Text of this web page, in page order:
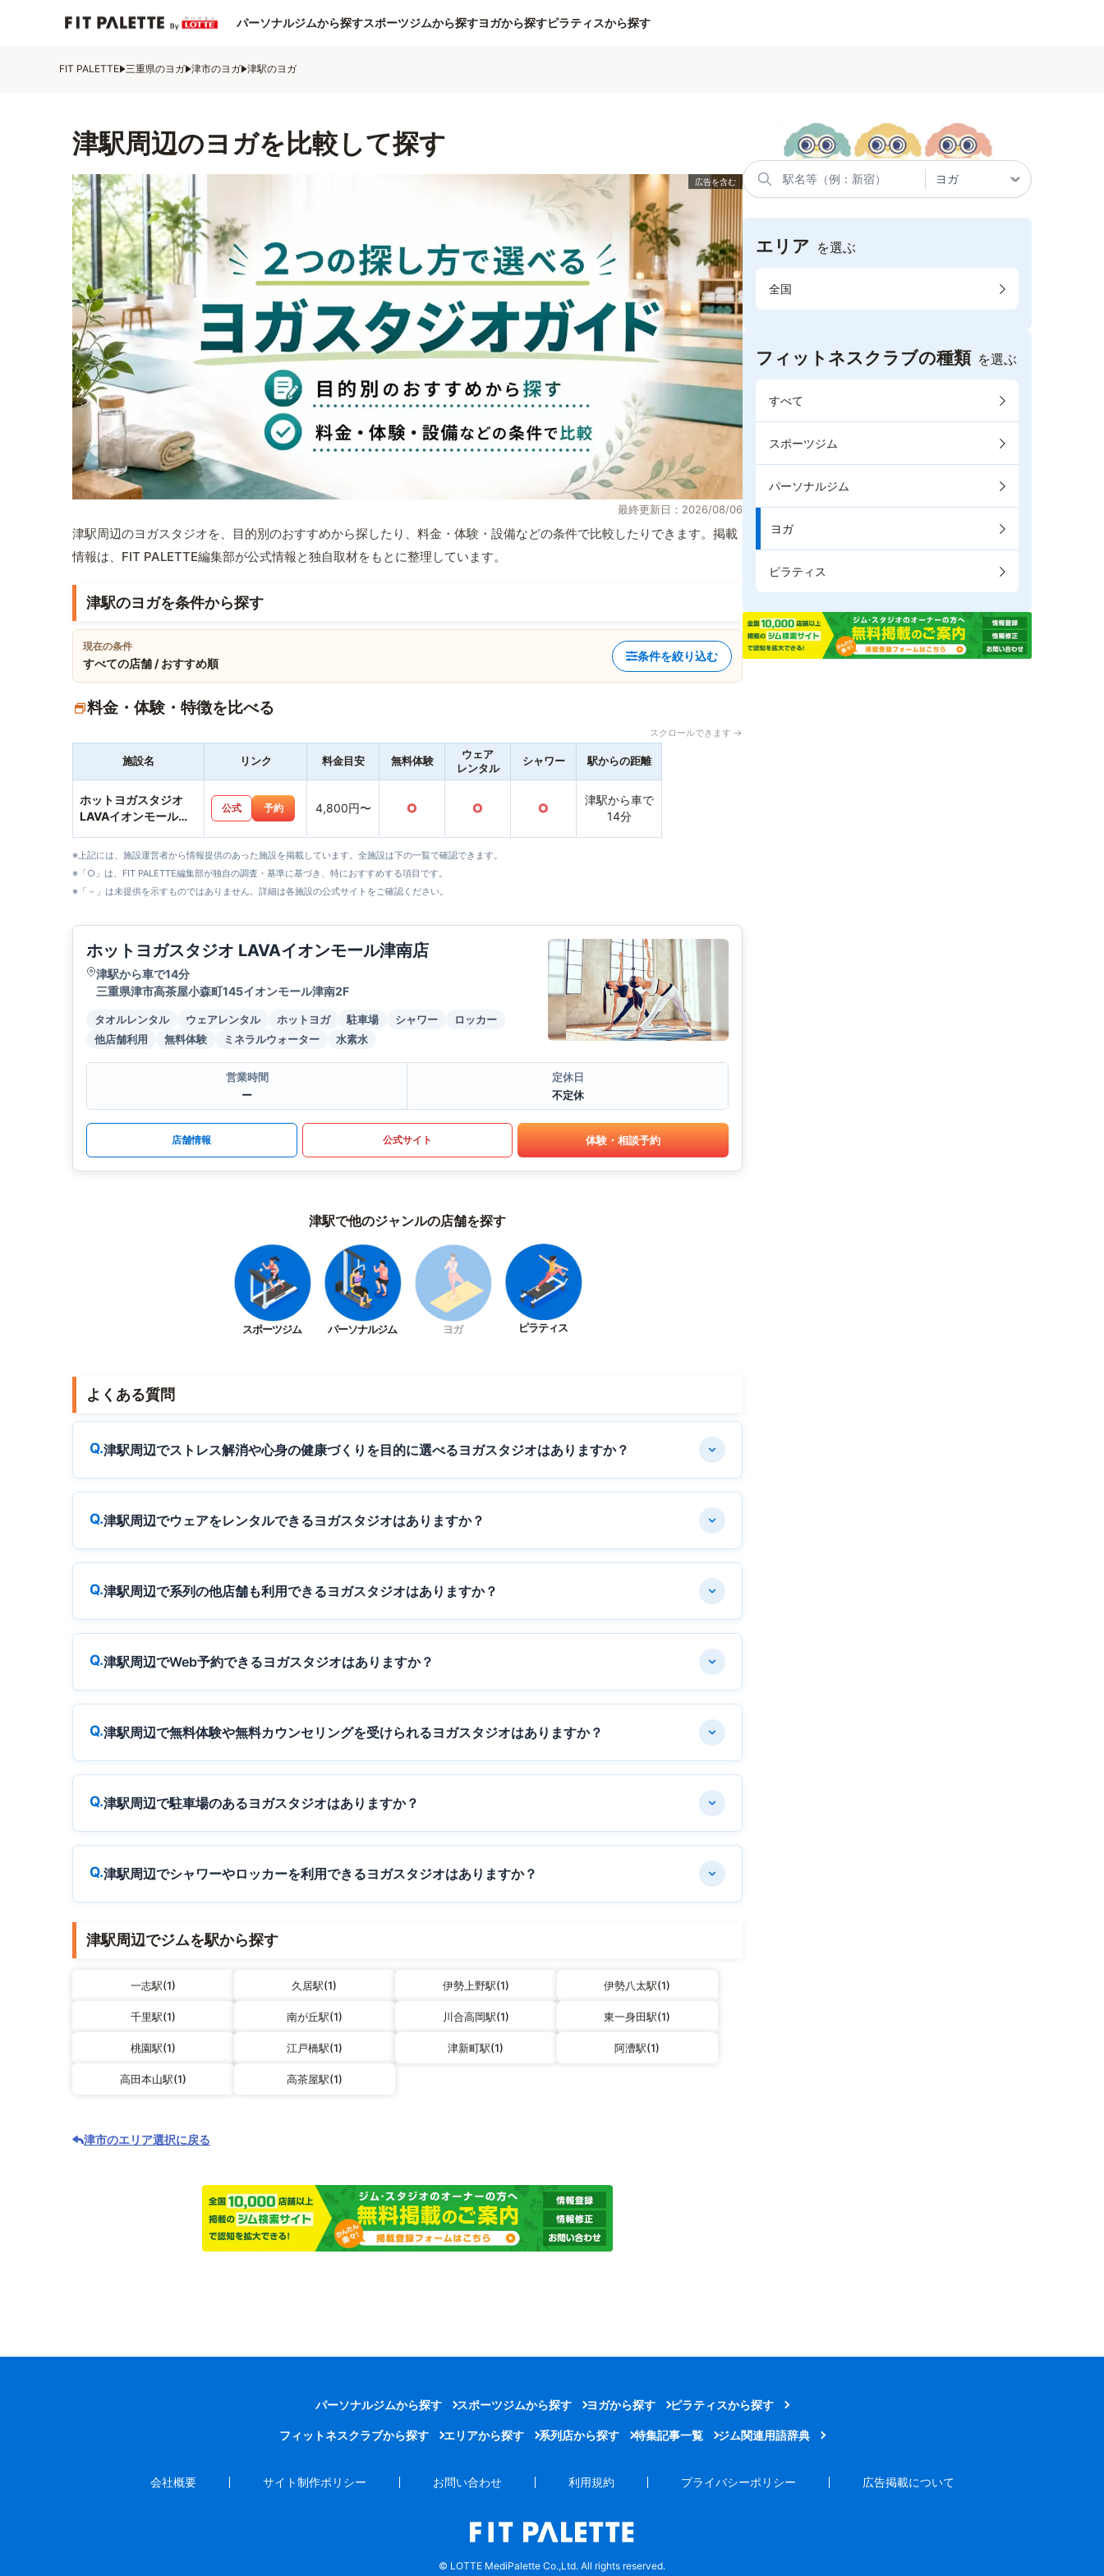
パーソナルジムから探すスポーツジムから探すヨガから探すピラティスから探す
FIT PALETTE 三重県のヨガ 津市のヨガ 津駅のヨガ
津駅周辺のヨガを比較して探す
最終更新日：2026/08/06
津駅周辺のヨガスタジオを、目的別のおすすめから探したり、料金・体験・設備などの条件で比較したりできます。掲載
情報は、FIT PALETTE編集部が公式情報と独自取材をもとに整理しています。
津駅のヨガを条件から探す
現在の条件
すべての店舗 / おすすめ順
条件を絞り込む
料金・体験・特徴を比べる
スクロールできます →
施設名 リンク 料金目安 無料体験
ウェア
レンタル
シャワー 駅からの距離
ホットヨガスタジオ
LAVAイオンモール津
公式 予約 4,800円〜 ○ ○ ○
津駅から車で
14分
※上記には、施設運営者から情報提供のあった施設を掲載しています。全施設は下の一覧で確認できます。
※「○」は、FIT PALETTE編集部が独自の調査・基準に基づき、特におすすめする項目です。
※「－」は未提供を示すものではありません。詳細は各施設の公式サイトをご確認ください。
ホットヨガスタジオ LAVAイオンモール津南店
津駅から車で14分
三重県津市高茶屋小森町145イオンモール津南2F
タオルレンタル ウェアレンタル ホットヨガ 駐車場 シャワー
ロッカー
他店舗利用
無料体験 ミネラルウォーター 水素水
営業時間
ー
定休日
不定休
店舗情報 公式サイト 体験・相談予約
津駅で他のジャンルの店舗を探す
スポーツジム パーソナルジム ヨガ ピラティス
よくある質問
津駅周辺でストレス解消や心身の健康づくりを目的に選べるヨガスタジオはありますか？
津駅周辺でウェアをレンタルできるヨガスタジオはありますか？
津駅周辺で系列の他店舗も利用できるヨガスタジオはありますか？
津駅周辺でWeb予約できるヨガスタジオはありますか？
津駅周辺で無料体験や無料カウンセリングを受けられるヨガスタジオはありますか？
津駅周辺で駐車場のあるヨガスタジオはありますか？
津駅周辺でシャワーやロッカーを利用できるヨガスタジオはありますか？
津駅周辺でジムを駅から探す
一志駅(1) 久居駅(1) 伊勢上野駅(1) 伊勢八太駅(1)
千里駅(1) 南が丘駅(1) 川合高岡駅(1) 東一身田駅(1)
桃園駅(1) 江戸橋駅(1) 津新町駅(1) 阿漕駅(1)
高田本山駅(1) 高茶屋駅(1)
津市のエリア選択に戻る
エリア を選ぶ
全国
フィットネスクラブの種類 を選ぶ
すべて
スポーツジム
パーソナルジム
ヨガ
ピラティス
パーソナルジムから探す スポーツジムから探す ヨガから探す ピラティスから探す
フィットネスクラブから探す エリアから探す 系列店から探す 特集記事一覧 ジム関連用語辞典
会社概要 サイト制作ポリシー お問い合わせ 利用規約 プライバシーポリシー 広告掲載について
© LOTTE MediPalette Co.,Ltd. All rights reserved.